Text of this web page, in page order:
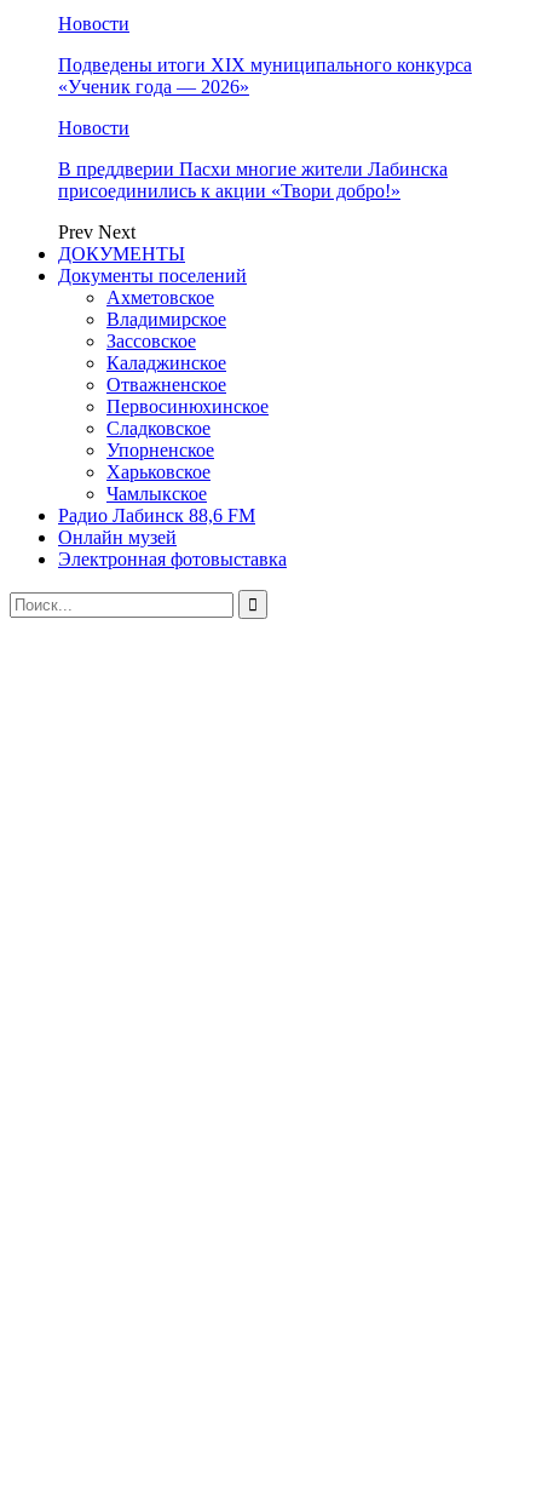
Новости
Подведены итоги XIX муниципального конкурса
«Ученик года — 2026»
Новости
В преддверии Пасхи многие жители Лабинска
присоединились к акции «Твори добро!»
Prev Next
ДОКУМЕНТЫ
Документы поселений
Ахметовское
Владимирское
Зассовское
Каладжинское
Отважненское
Первосинюхинское
Сладковское
Упорненское
Харьковское
Чамлыкское
Радио Лабинск 88,6 FM
Онлайн музей
Электронная фотовыставка